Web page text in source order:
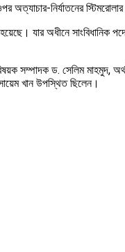
নির্যাতনের
যার অধীনে সাংবিধানিক
সম্পাদক ড. সেলিম মাহমুদ,
খান উপস্থিত ছিলেন।